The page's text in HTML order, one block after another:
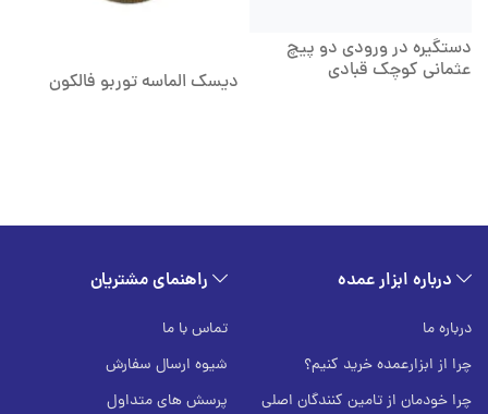
دستگیره در ورودی دو پیچ
عثمانی کوچک قبادی
دیسک الماسه توربو فالکون
درباره ابزار عمده
درباره ما
چرا از ابزارعمده خرید کنیم؟
چرا خودمان از تامین کنندگان اصلی
راهنمای مشتریان
تماس با ما
شیوه ارسال سفارش
پرسش های متداول